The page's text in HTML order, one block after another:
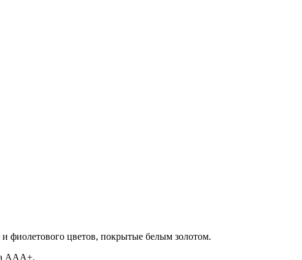
фиолетового цветов, покрытые белым золотом.
ААА+.